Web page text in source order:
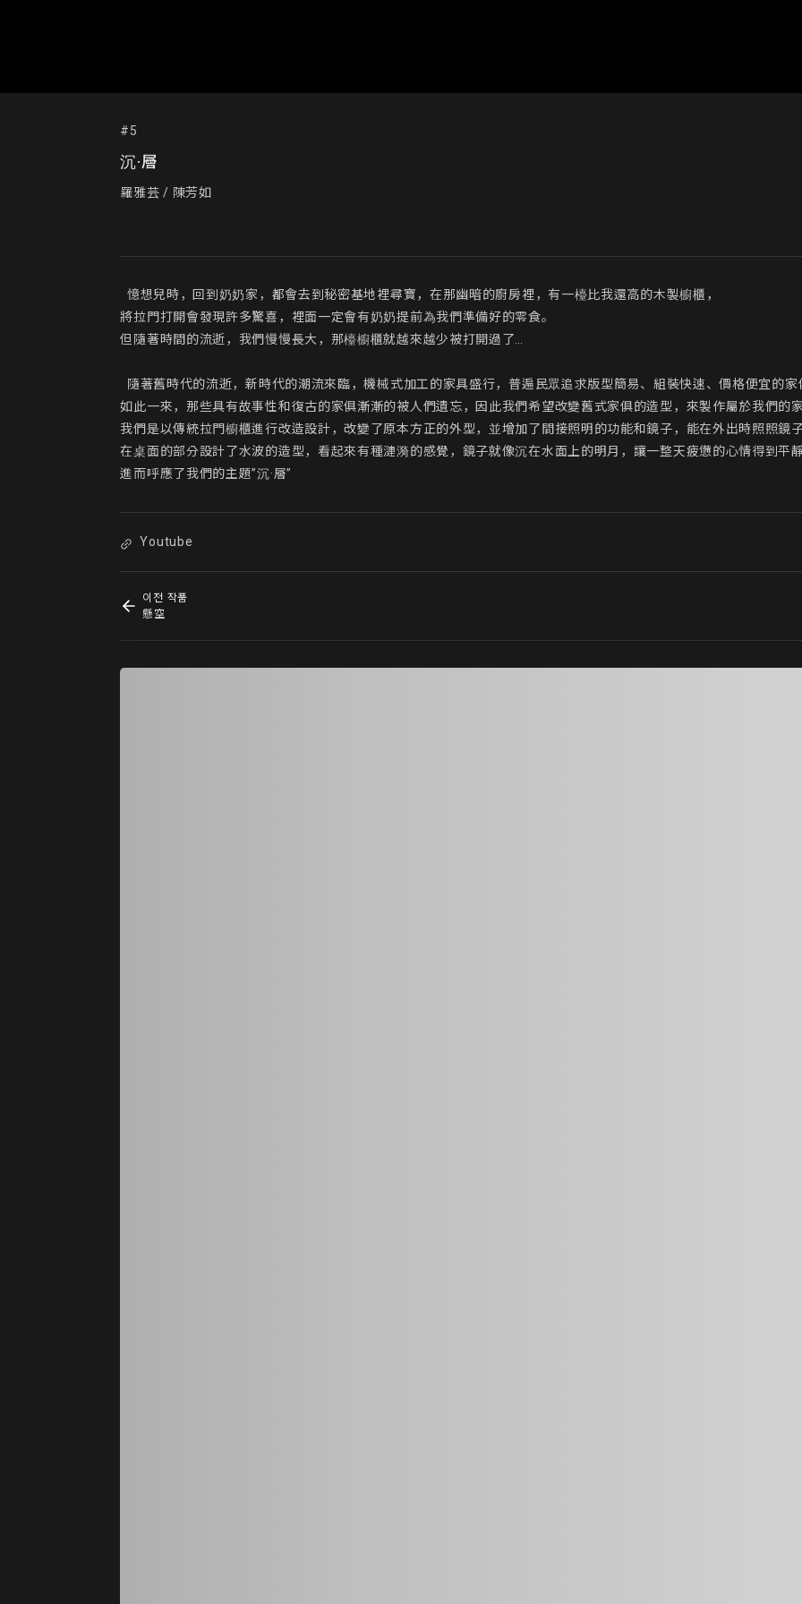
#5
沉·層
羅雅芸 / 陳芳如
將拉門打開會發現許多驚喜，裡面一定會有奶奶提前為我們準備好的零食。
但隨著時間的流逝，我們慢慢長大，那檯櫥櫃就越來越少被打開過了…
如此一來，那些具有故事性和復古的家俱漸漸的被人們遺忘，因此我們希望改變舊式家俱的造型，來製作屬於我們的
我們是以傳統拉門櫥櫃進行改造設計，改變了原本方正的外型，並增加了間接照明的功能和鏡子，能在外出時照照鏡
在桌面的部分設計了水波的造型，看起來有種漣漪的感覺，鏡子就像沉在水面上的明月，讓一整天疲憊的心情得到平
進而呼應了我們的主題”沉·層”
Youtube
이전 작품
懸空